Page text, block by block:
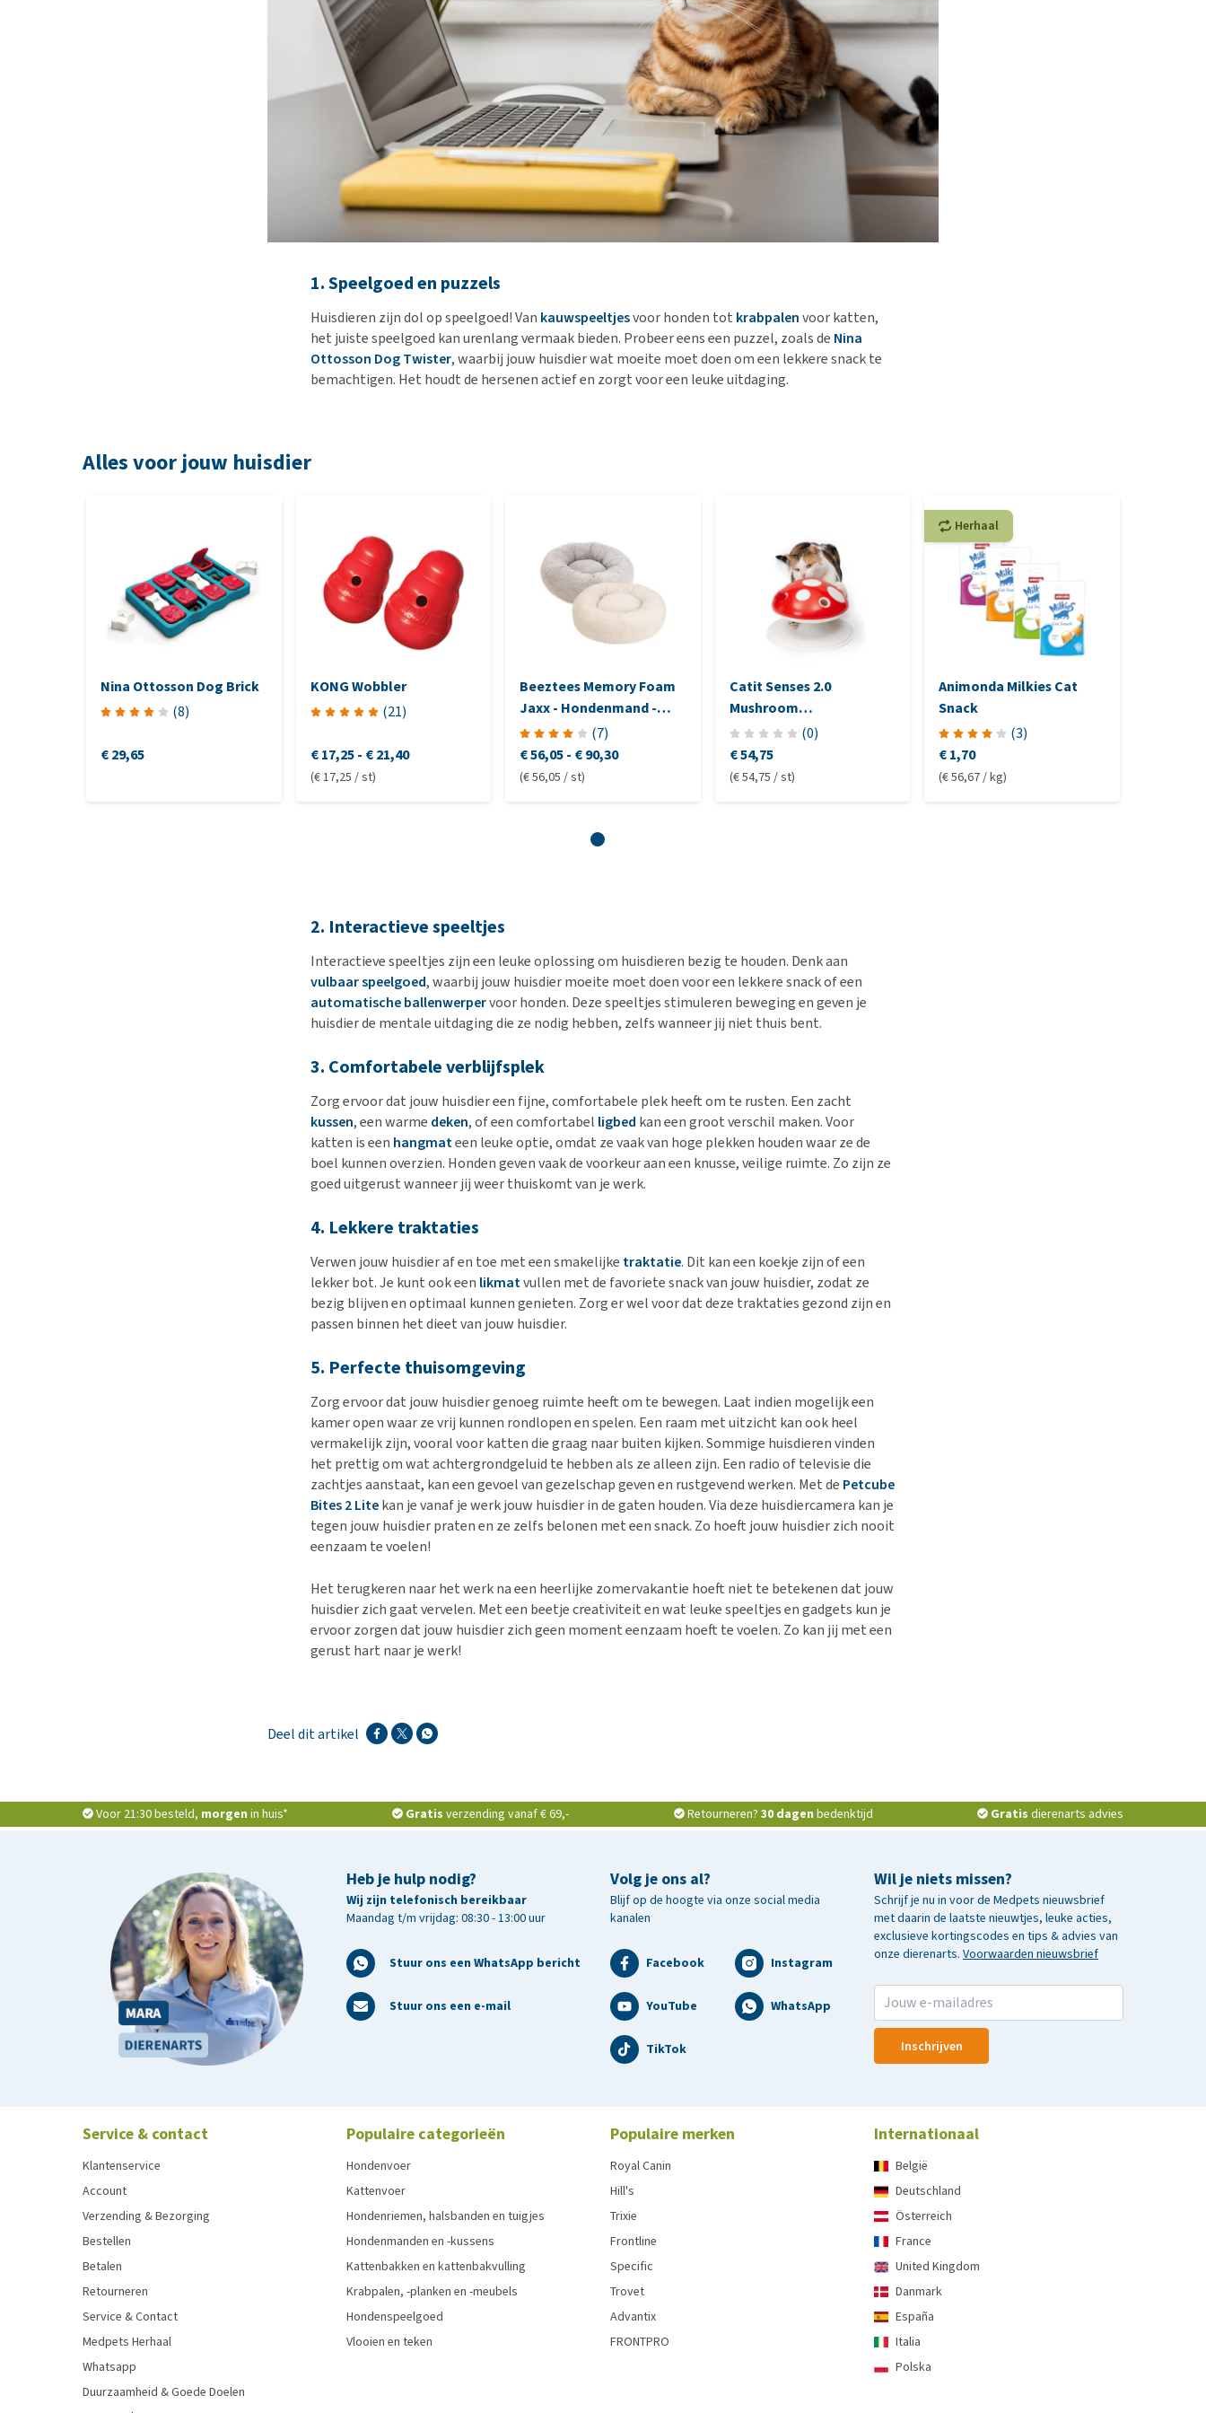
1. Speelgoed en puzzels
Huisdieren zijn dol op speelgoed! Van kauwspeeltjesvoor honden tot krabpalenvoor katten,
het juiste speelgoed kan urenlang vermaak bieden. Probeer eens een puzzel, zoals de Nina
Ottosson Dog Twister, waarbij jouw huisdier wat moeite moet doen om een lekkere snack te
bemachtigen. Het houdt de hersenen actief en zorgt voor een leuke uitdaging.
Alles voor jouw huisdier
Nina Ottosson Dog Brick
(8)
€ 29,65
KONG Wobbler
(21)
€ 17,25 - € 21,40
(€ 17,25 / st)
Beeztees Memory Foam
Jaxx - Hondenmand -
Pluche
(7)
€ 56,05- € 90,30
(€ 56,05 / st)
Catit Senses 2.0
Mushroom
Kattenspeelgoed
(0)
€ 54,75
(€ 54,75 / st)
Herhaal
Animonda Milkies Cat
Snack
(3)
€ 1,70
(€ 56,67 / kg)
2. Interactieve speeltjes
Interactieve speeltjes zijn een leuke oplossing om huisdieren bezig te houden. Denk aan
vulbaar speelgoed, waarbij jouw huisdier moeite moet doen voor een lekkere snack of een
automatische ballenwerpervoor honden. Deze speeltjes stimuleren beweging en geven je
huisdier de mentale uitdaging die ze nodig hebben, zelfs wanneer jij niet thuis bent.
3. Comfortabele verblijfsplek
Zorg ervoor dat jouw huisdier een fijne, comfortabele plek heeft om te rusten. Een zacht
kussen, een warme deken, of een comfortabel ligbed kan een groot verschil maken. Voor
katten is een hangmateen leuke optie, omdat ze vaak van hoge plekken houden waar ze de
boel kunnen overzien. Honden geven vaak de voorkeur aan een knusse, veilige ruimte. Zo zijn ze
goed uitgerust wanneer jij weer thuiskomt van je werk.
4. Lekkere traktaties
Verwen jouw huisdier af en toe met een smakelijke traktatie. Dit kan een koekje zijn of een
lekker bot. Je kunt ook een likmatvullen met de favoriete snack van jouw huisdier, zodat ze
bezig blijven en optimaal kunnen genieten. Zorg er wel voor dat deze traktaties gezond zijn en
passen binnen het dieet van jouw huisdier.
5. Perfecte thuisomgeving
Zorg ervoor dat jouw huisdier genoeg ruimte heeft om te bewegen. Laat indien mogelijk een
kamer open waar ze vrij kunnen rondlopen en spelen. Een raam met uitzicht kan ook heel
vermakelijk zijn, vooral voor katten die graag naar buiten kijken. Sommige huisdieren vinden
het prettig om wat achtergrondgeluid te hebben als ze alleen zijn. Een radio of televisie die
zachtjes aanstaat, kan een gevoel van gezelschap geven en rustgevend werken. Met de Petcube
Bites 2 Litekan je vanaf je werk jouw huisdier in de gaten houden. Via deze huisdiercamera kan je
tegen jouw huisdier praten en ze zelfs belonen met een snack. Zo hoeft jouw huisdier zich nooit
eenzaam te voelen!
Het terugkeren naar het werk na een heerlijke zomervakantie hoeft niet te betekenen dat jouw
huisdier zich gaat vervelen. Met een beetje creativiteit en wat leuke speeltjes en gadgets kun je
ervoor zorgen dat jouw huisdier zich geen moment eenzaam hoeft te voelen. Zo kan jij met een
gerust hart naar je werk!
Deel dit artikel
Voor 21:30 besteld, morgen in huis* Gratis verzending vanaf € 69,- Retourneren? 30 dagen bedenktijd Gratis dierenarts advies
Heb je hulp nodig?
Wij zijn telefonisch bereikbaar
Maandag t/m vrijdag: 08:30 - 13:00 uur
Stuur ons een WhatsApp bericht
Stuur ons een e-mail
Wil je niets missen?
Schrijf je nu in voor de Medpets nieuwsbrief
met daarin de laatste nieuwtjes, leuke acties,
exclusieve kortingscodes en tips & advies van
onze dierenarts. Voorwaarden nieuwsbrief
Inschrijven
Volg je ons al?
Blijf op de hoogte via onze social media
kanalen
Facebook Instagram
YouTube WhatsApp
TikTok
Service & contact
Klantenservice
Account
Verzending & Bezorging
Bestellen
Betalen
Retourneren
Service & Contact
Medpets Herhaal
Whatsapp
Duurzaamheid & Goede Doelen
Populaire categorieën
Hondenvoer
Kattenvoer
Hondenriemen, halsbanden en tuigjes
Hondenmanden en -kussens
Kattenbakken en kattenbakvulling
Krabpalen, -planken en -meubels
Hondenspeelgoed
Vlooien en teken
Populaire merken
Royal Canin
Hill's
Trixie
Frontline
Specific
Trovet
Advantix
FRONTPRO
Internationaal
België
Deutschland
Österreich
France
United Kingdom
Danmark
España
Italia
Polska